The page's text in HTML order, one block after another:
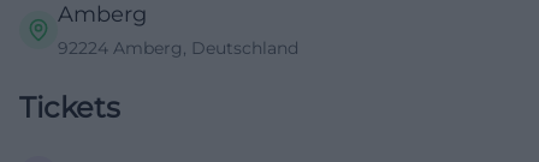
Amberg
92224 Amberg, Deutschland
Tickets